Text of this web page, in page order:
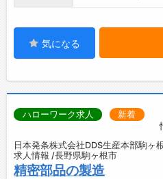
気になる
ハローワーク求人 新着
日本発条株式会社DDS生産本部駒ヶ
求人情報 /長野県駒ヶ根市
精密部品の製造